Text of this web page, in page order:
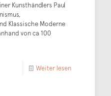
Kunsthändlers Paul
Klassische Moderne
von ca 100
Weiter lesen